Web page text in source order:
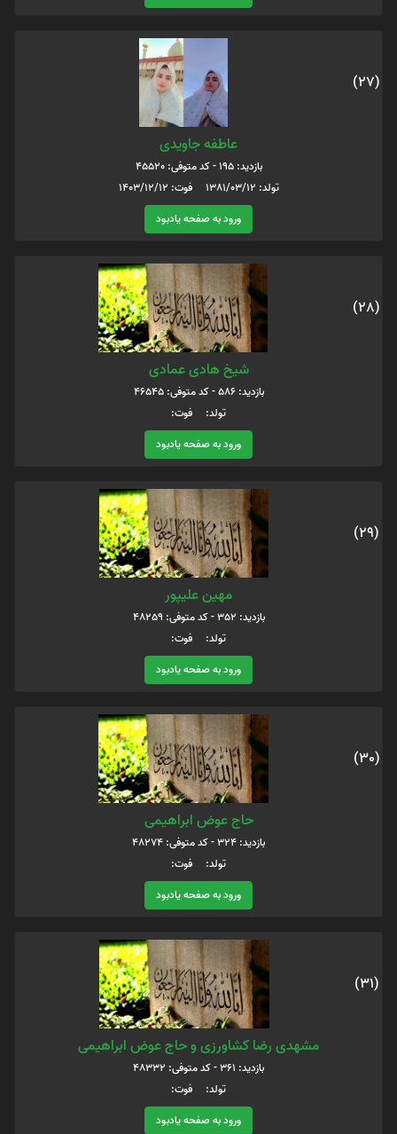
(27)
عاطفه جاویدی
بازدید: 195 - کد متوفی: 45520
تولد: 1381/03/12 فوت: 1403/12/12
ورود به صفحه یادبود
(28)
شیخ هادی عمادی
بازدید: 586 - کد متوفی: 46545
تولد: فوت:
ورود به صفحه یادبود
(29)
مهین علیپور
بازدید: 352 - کد متوفی: 48259
تولد: فوت:
ورود به صفحه یادبود
(30)
حاج عوض ابراهیمی
بازدید: 324 - کد متوفی: 48274
تولد: فوت:
ورود به صفحه یادبود
(31)
مشهدی رضا کشاورزی و حاج عوض ابراهیمی
بازدید: 361 - کد متوفی: 48332
تولد: فوت:
ورود به صفحه یادبود